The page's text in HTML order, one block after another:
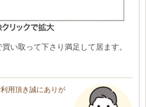
い取って下さり満足して居ます。
用頂き誠にありが